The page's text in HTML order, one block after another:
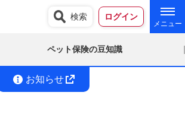
検索 ログイン
ペット保険の豆知識
お知らせ